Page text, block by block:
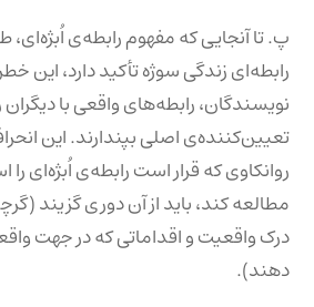
پ. تا آنجایی که مفهوم رابطه‌ی
رابطه‌ای زندگی سوژه تأکید دارد، این
نویسندگان، رابطه‌های واقعی با
تعیین‌کننده‌ی اصلی بپندارند. این
روانکاوی که قرار است رابطه‌ی اُبژه‌ای
مطالعه کند، باید از آن دوری گزیند
درک واقعیت و اقداماتی که در جهت
دهند).